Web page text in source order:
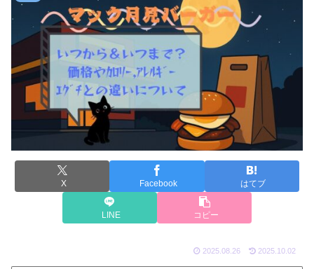
X Facebook はてブ
LINE コピー
2025.08.26 2025.10.02